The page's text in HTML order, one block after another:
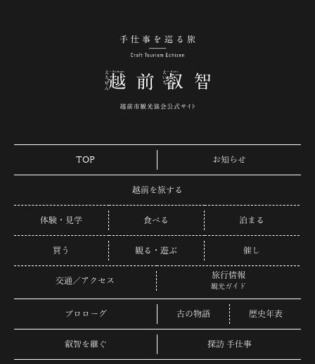
TOP お知らせ
越前を旅する
体験・見学 食べる 泊まる
買う 観る・遊ぶ 催し
交通／アクセス
旅行情報
観光ガイド
プロローグ 古の物語 歴史年表
叡智を継ぐ 探訪 手仕事